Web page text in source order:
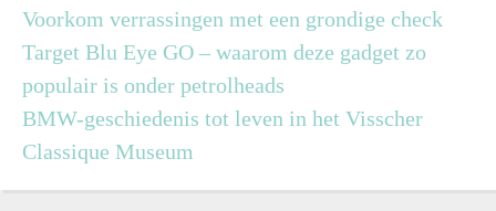
Voorkom verrassingen met een grondige check
Target Blu Eye GO – waarom deze gadget zo
populair is onder petrolheads
BMW-geschiedenis tot leven in het Visscher
Classique Museum